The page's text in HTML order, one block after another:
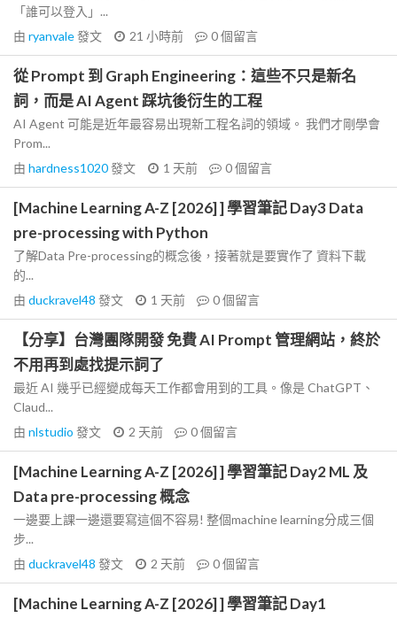
「誰可以登入」...
由 ryanvale發文 21 小時前 0個留言
從 Prompt 到 Graph Engineering：這些不只是新名
詞，而是 AI Agent 踩坑後衍生的工程
AI Agent 可能是近年最容易出現新工程名詞的領域。 我們才剛學會
Prom...
由 hardness1020發文 1 天前 0個留言
[Machine Learning A-Z [2026] ] 學習筆記 Day3 Data
pre-processing with Python
了解Data Pre-processing的概念後，接著就是要實作了 資料下載
的...
由 duckravel48 發文 1 天前 0個留言
【分享】台灣團隊開發 免費 AI Prompt 管理網站，終於
不用再到處找提示詞了
最近 AI 幾乎已經變成每天工作都會用到的工具。像是 ChatGPT、
Claud...
由 nlstudio 發文 2 天前 0個留言
[Machine Learning A-Z [2026] ] 學習筆記 Day2 ML 及
Data pre-processing 概念
一邊要上課一邊還要寫這個不容易! 整個machine learning分成三個
步...
由 duckravel48 發文 2 天前 0個留言
[Machine Learning A-Z [2026] ] 學習筆記 Day1